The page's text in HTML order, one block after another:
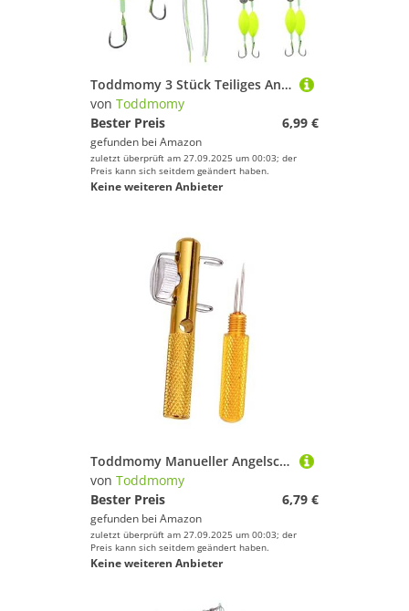
Toddmomy 3 Stück Teiliges Angelhaken Doppelt Umgekehrtem Bodensystem Kleine Doppelte Barbed-Haken aus Metall für Süß Rostbeständig Hohe Sensitivität für Wettkampfangeln
von Toddmomy
Bester Preis
6,99 €
gefunden bei Amazon
zuletzt überprüft am 27.09.2025 um 00:03; der
Preis kann sich seitdem geändert haben.
Keine weiteren Anbieter
Toddmomy Manueller Angelschnur-knotenbinder Tragbares Knoter-Tool Für Erwachsene Und Senioren Effizient Schnellen Binden Von Angelhaken Goldene Farbe Für Angler
von Toddmomy
Bester Preis
6,79 €
gefunden bei Amazon
zuletzt überprüft am 27.09.2025 um 00:03; der
Preis kann sich seitdem geändert haben.
Keine weiteren Anbieter